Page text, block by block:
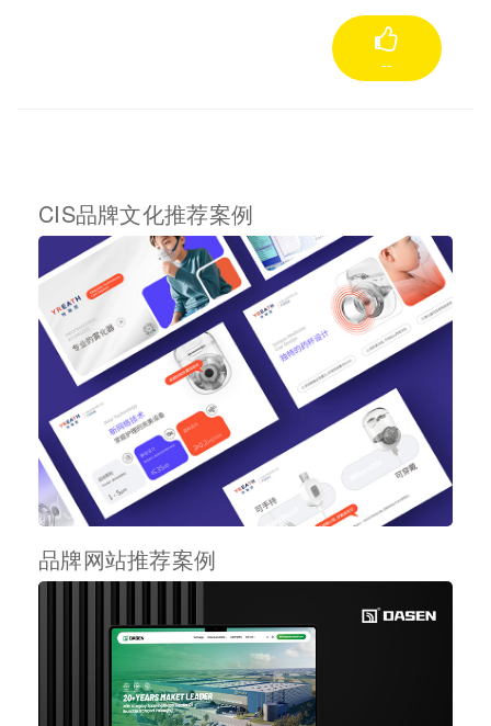
--
CIS品牌文化推荐案例
品牌网站推荐案例